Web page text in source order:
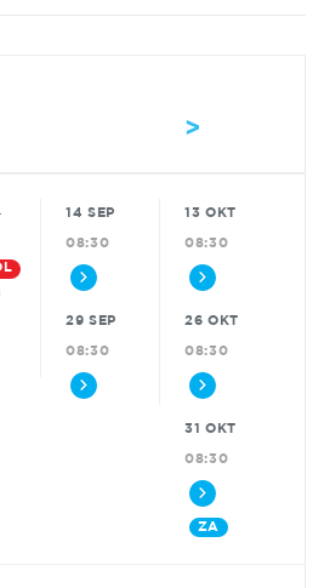
>
14 SEP
08:30
29 SEP
08:30
13 OKT
08:30
26 OKT
08:30
31 OKT
08:30
ZA